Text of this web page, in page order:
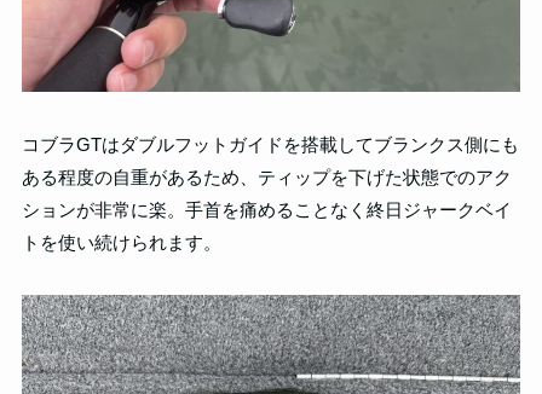
コブラGTはダブルフットガイドを搭載してブランクス側にも
ある程度の自重があるため、ティップを下げた状態でのアク
ションが非常に楽。手首を痛めることなく終日ジャークベイ
トを使い続けられます。